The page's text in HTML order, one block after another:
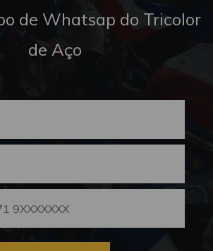
de Whatsap do Tricolor
de Aço